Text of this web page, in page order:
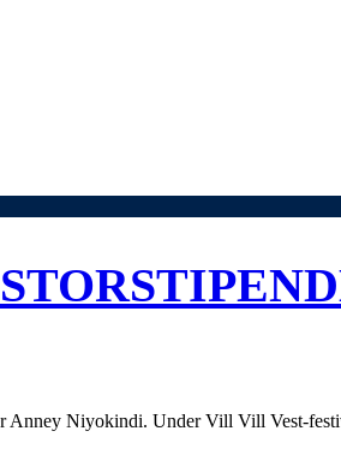
Anney Niyokindi. Under Vill Vill Vest-